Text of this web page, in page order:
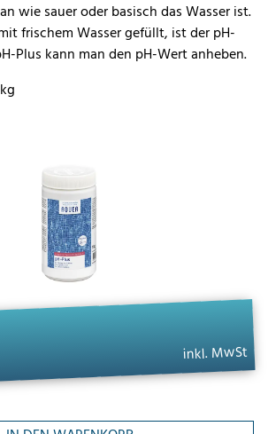
wie sauer oder basisch das Wasser ist.
frischem Wasser gefüllt, ist der pH-
Plus kann man den pH-Wert anheben.
inkl. MwSt